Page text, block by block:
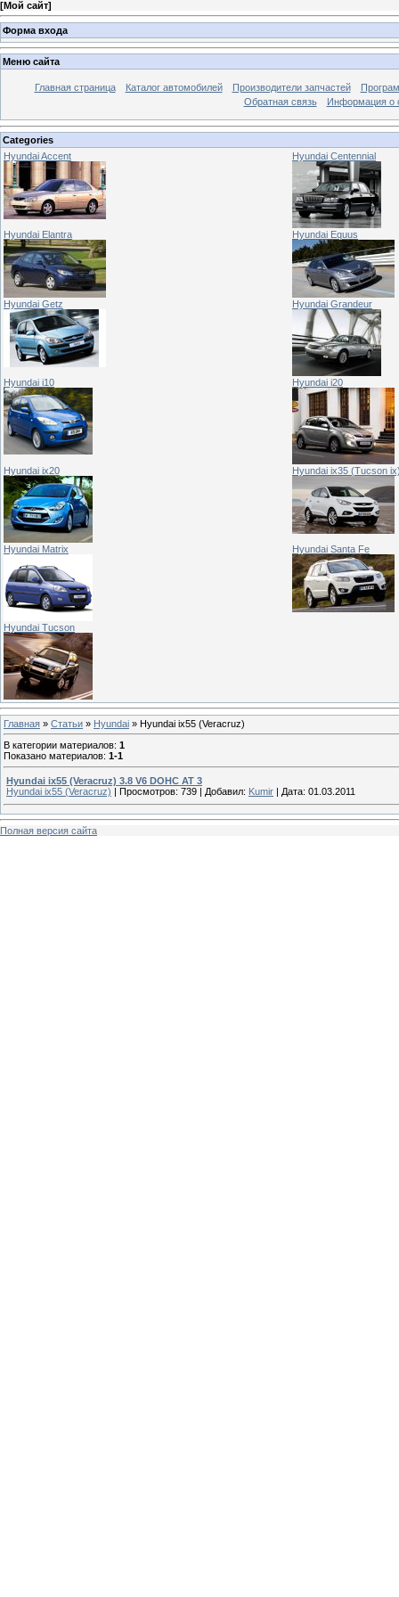
[Мой сайт]
Форма входа
Меню сайта
Главная страница Каталог автомобилей Производители запчастей
Обратная связь
Информация о
Categories
Hyundai Accent
Hyundai Centennial
Hyundai Elantra Hyundai Equus
Hyundai Getz Hyundai Grandeur
Hyundai i10 Hyundai i20
Hyundai ix20 Hyundai ix35 (Tucson
Hyundai Matrix Hyundai Santa Fe
Hyundai Tucson
Главная » Статьи » Hyundai » Hyundai ix55 (Veracruz)
В категории материалов: 1
Показано материалов: 1-1
Hyundai ix55 (Veracruz) 3.8 V6 DOHC AT 3
Hyundai ix55 (Veracruz) | Просмотров: 739 | Добавил: Kumir | Дата: 01.03.2011
Полная версия сайта